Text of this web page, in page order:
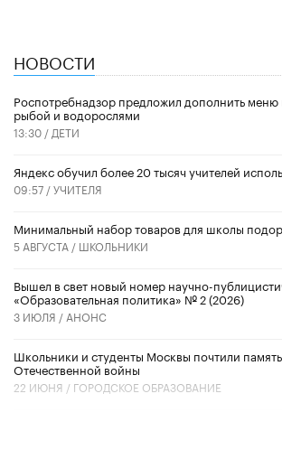
НОВОСТИ
Роспотребнадзор предложил дополнить меню
рыбой и водорослями
13:30 / ДЕТИ
​Яндекс обучил более 20 тысяч учителей
09:57 /УЧИТЕЛЯ
Минимальный набор товаров для школы
5 АВГУСТА / ШКОЛЬНИКИ
Вышел в свет новый номер научно-
«Образовательная политика» № 2 (2026)
3 ИЮЛЯ / АНОНС
Школьники и студенты Москвы почтили
Отечественной войны
22 ИЮНЯ / ГОРОДСКОЕ ОБРАЗОВАНИЕ